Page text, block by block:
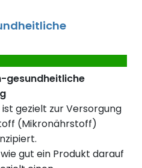
gesundheitliche
gezielt zur Versorgung
(Mikronährstoff)
gut ein Produkt darauf